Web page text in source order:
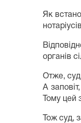
Як
органів
Отже, суд
А
Тому цей
Тож суд,